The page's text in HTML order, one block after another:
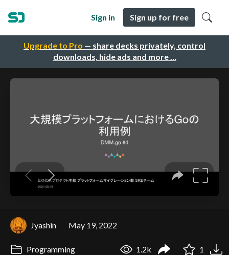
Upgrade to Pro — share decks privately, control
downloads, hide ads and more …
Sign in Sign up for free
Jyashin May 19, 2022
Programming 1.2k 1